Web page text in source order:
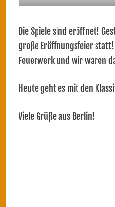
Die Spiele sind eröffnet!
große Eröffnungsfeier statt!
Feuerwerk und wir waren
Heute geht es mit den
Viele Grüße aus Berlin!